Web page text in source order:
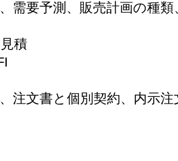
予測、販売計画の種類
積
書と個別契約、内示注